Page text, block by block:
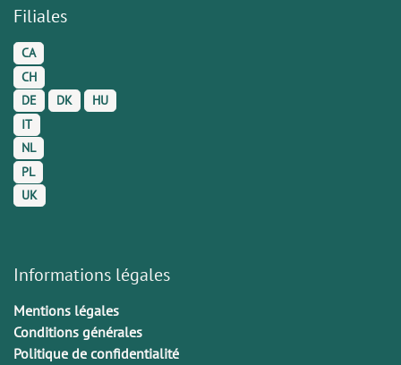
Filiales
CA
CH
DE
DK
HU
IT
NL
PL
UK
Informations légales
Mentions légales
Conditions générales
Politique de confidentialité